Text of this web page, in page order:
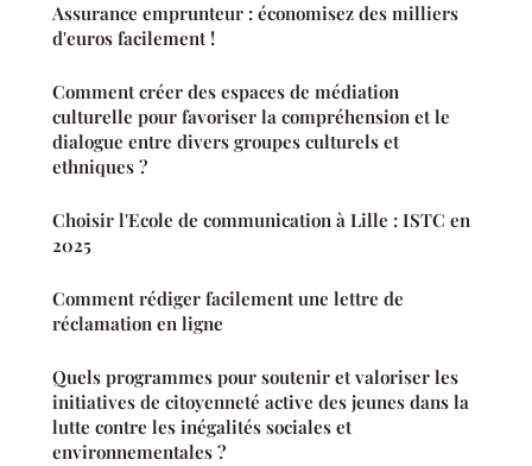
Assurance emprunteur : économisez des milliers
d'euros facilement !
Comment créer des espaces de médiation
culturelle pour favoriser la compréhension et le
dialogue entre divers groupes culturels et
ethniques ?
Choisir l'Ecole de communication à Lille : ISTC en
2025
Comment rédiger facilement une lettre de
réclamation en ligne
Quels programmes pour soutenir et valoriser les
initiatives de citoyenneté active des jeunes dans la
lutte contre les inégalités sociales et
environnementales ?